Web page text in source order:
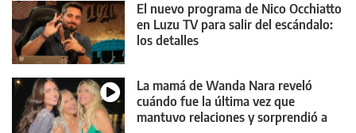
El nuevo programa de Nico Occhiatto
en Luzu TV para salir del escándalo:
los detalles
La mamá de Wanda Nara reveló
cuándo fue la última vez que
mantuvo relaciones y sorprendió a